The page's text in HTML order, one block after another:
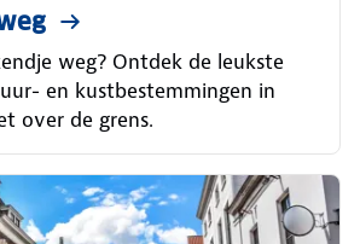
weg? Ontdek de leukste
en kustbestemmingen in
over de grens.